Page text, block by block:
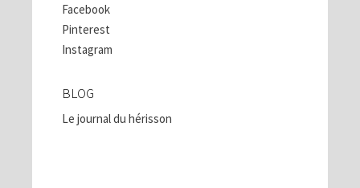
Facebook
Pinterest
Instagram
BLOG
Le journal du hérisson